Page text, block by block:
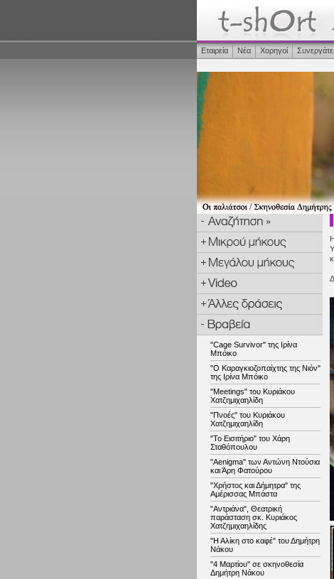
Εταιρεία Νέα Χορηγοί
"Cage Survivor" της Ιρίνα
Μπόικο
"Ο Καραγκιοζοπαίχτης της Νιόν"
της Ιρίνα Μπόικο
"Meetings" του Κυριάκου
Χατζημιχαηλίδη
"Πνοές" του Κυριάκου
Χατζημιχαηλίδη
"Το Εισιτήριο" του Χάρη
Σταθόπουλου
"Aenigma" των Αντώνη Ντούσια
και Άρη Φατούρου
"Χρήστος και Δήμητρα" της
Αμέρισσας Μπάστα
"Αντριάνα", Θεατρική
παράσταση σκ. Κυριάκος
Χατζημιχαηλίδης
"Η Αλίκη στο καφέ" του Δημήτρη
Νάκου
"4 Μαρτίου" σε σκηνοθεσία
Δημήτρη Νάκου